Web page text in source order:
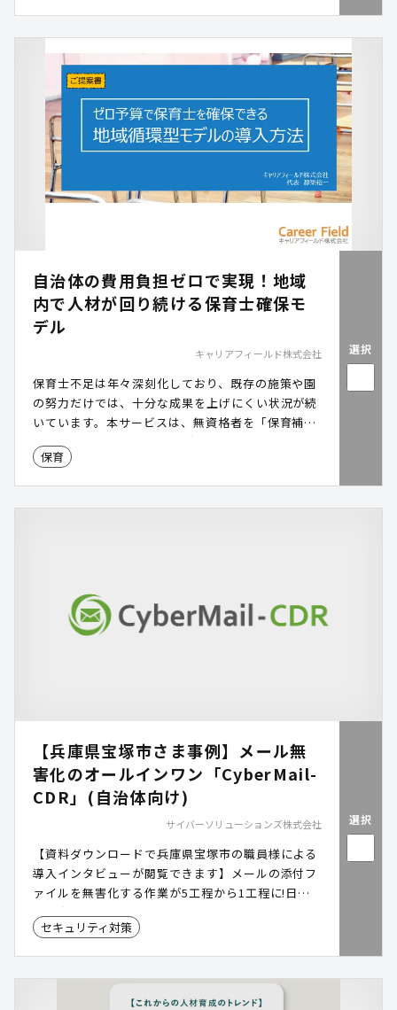
染が広がってしまう恐れがあります。その問題を解
決するために有効なのが、膜ろ過による高精度なろ
過が可能な浄水装置の導入です。本資料では、クリ
プトスポリジウム等の概要や対応策などを解説しつ
つ、当社が展開する膜ろ過の可搬式浄水装置「アク
アレスキュー」のユースケースや特長をご紹介しま
す。
自治体の費用負担ゼロで実現！地域
内で人材が回り続ける保育士確保モ
デル
キャリアフィールド株式会社
保育士不足は年々深刻化しており、既存の施策や園
の努力だけでは、十分な成果を上げにくい状況が続
いています。本サービスは、無資格者を「保育補
助」として採用し、働きながら資格取得を支援する
ことで、地域内で人材を育成・定着させる仕組みで
保育
選択
【兵庫県宝塚市さま事例】メール無
害化のオールインワン「CyberMail-
CDR」(自治体向け)
サイバーソリューションズ株式会社
【資料ダウンロードで兵庫県宝塚市の職員様による
導入インタビューが閲覧できます】メールの添付フ
ァイルを無害化する作業が5工程から1工程に!日本
企業向けの国産クラウドメールサービス。「安心・
安全・止まらない」法人向けメールを 豊富なオプシ
セキュリティ対策
選択